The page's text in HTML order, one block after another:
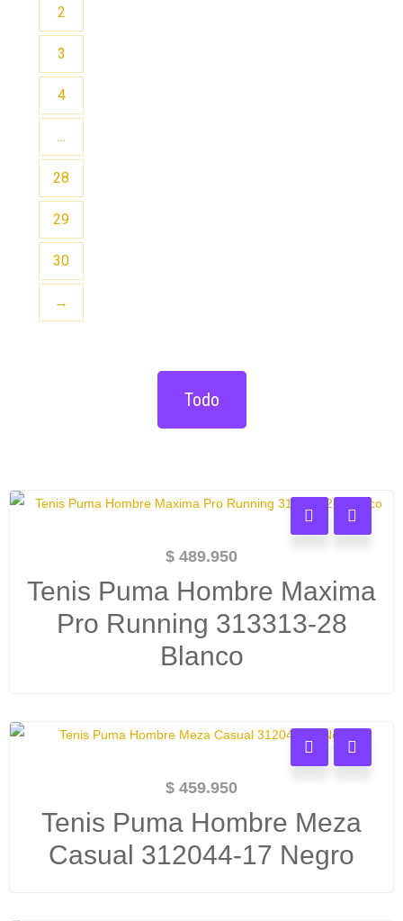
2
3
4
…
28
29
30
→
Todo
$ 489.950
Tenis Puma Hombre Maxima
Pro Running 313313-28
Blanco
$ 459.950
Tenis Puma Hombre Meza
Casual 312044-17 Negro